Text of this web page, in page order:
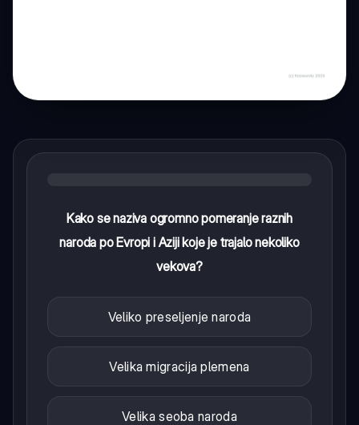
Kako se naziva ogromno pomeranje raznih
naroda po Evropi i Aziji koje je trajalo nekoliko
vekova?
Veliko preseljenje naroda
Velika migracija plemena
Velika seoba naroda